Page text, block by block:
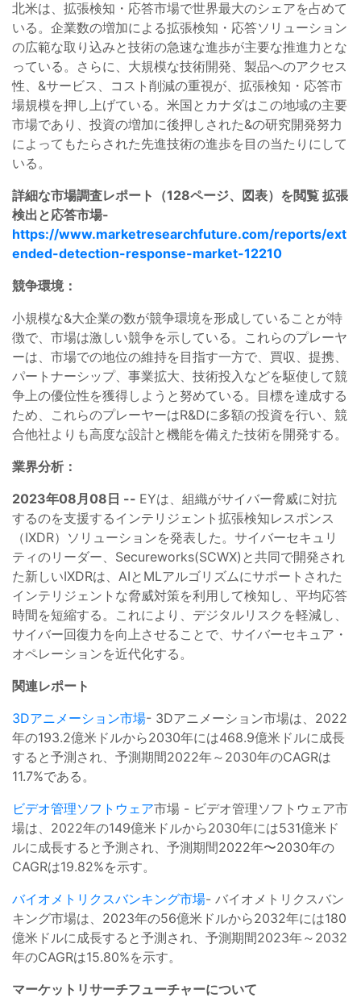
北米は、拡張検知・応答市場で世界最大のシェアを占めて
いる。企業数の増加による拡張検知・応答ソリューション
の広範な取り込みと技術の急速な進歩が主要な推進力とな
っている。さらに、大規模な技術開発、製品へのアクセス
性、&サービス、コスト削減の重視が、拡張検知・応答市
場規模を押し上げている。米国とカナダはこの地域の主要
市場であり、投資の増加に後押しされた&の研究開発努力
によってもたらされた先進技術の進歩を目の当たりにして
いる。
詳細な市場調査レポート（128ページ、図表）を閲覧 拡張
検出と応答市場-
https://www.marketresearchfuture.com/reports/ext
ended-detection-response-market-12210
競争環境：
小規模な&大企業の数が競争環境を形成していることが特
徴で、市場は激しい競争を示している。これらのプレーヤ
ーは、市場での地位の維持を目指す一方で、買収、提携、
パートナーシップ、事業拡大、技術投入などを駆使して競
争上の優位性を獲得しようと努めている。目標を達成する
ため、これらのプレーヤーはR&Dに多額の投資を行い、競
合他社よりも高度な設計と機能を備えた技術を開発する。
業界分析：
2023年08月08日 -- EYは、組織がサイバー脅威に対抗
するのを支援するインテリジェント拡張検知レスポンス
（IXDR）ソリューションを発表した。サイバーセキュリ
ティのリーダー、Secureworks(SCWX)と共同で開発され
た新しいIXDRは、AIとMLアルゴリズムにサポートされた
インテリジェントな脅威対策を利用して検知し、平均応答
時間を短縮する。これにより、デジタルリスクを軽減し、
サイバー回復力を向上させることで、サイバーセキュア・
オペレーションを近代化する。
関連レポート
3Dアニメーション市場- 3Dアニメーション市場は、2022
年の193.2億米ドルから2030年には468.9億米ドルに成長
すると予測され、予測期間2022年～2030年のCAGRは
11.7%である。
ビデオ管理ソフトウェア市場 - ビデオ管理ソフトウェア市
場は、2022年の149億米ドルから2030年には531億米ド
ルに成長すると予測され、予測期間2022年〜2030年の
CAGRは19.82%を示す。
バイオメトリクスバンキング市場- バイオメトリクスバン
キング市場は、2023年の56億米ドルから2032年には180
億米ドルに成長すると予測され、予測期間2023年～2032
年のCAGRは15.80%を示す。
マーケットリサーチフューチャーについて